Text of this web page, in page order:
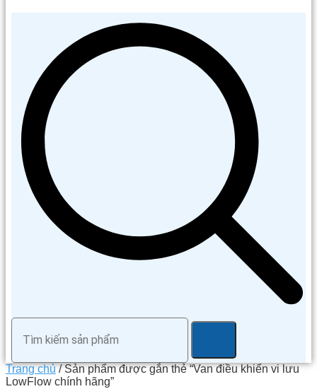
Trang chủ/ Sản phẩm được gắn thẻ “Van điều khiển vi lưu
LowFlow chính hãng”